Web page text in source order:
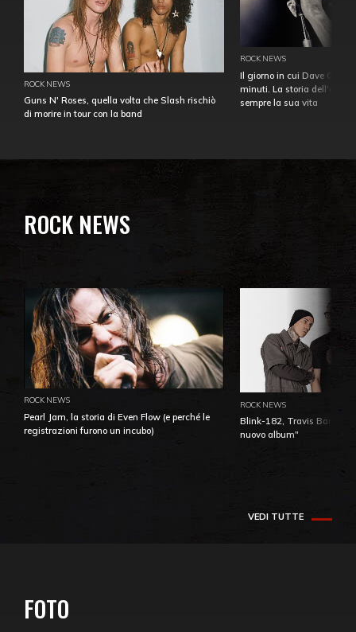
ROCK NEWS
Guns N' Roses, quella volta che Slash rischiò
di morire in tour con la band
ROCK NEWS
Il giorno in cui Dave
minuti. La storia
sempre la sua vita
ROCK NEWS
ROCK NEWS
Pearl Jam, la storia di Even Flow (e perché le
registrazioni furono un incubo)
ROCK NEWS
Blink-182, Travis Barker:
nuovo album"
VEDI TUTTE
FOTO